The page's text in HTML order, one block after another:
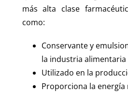
más alta clase
como:
Conservante y
la industria alimentaria
Utilizado en la
Proporciona la energía